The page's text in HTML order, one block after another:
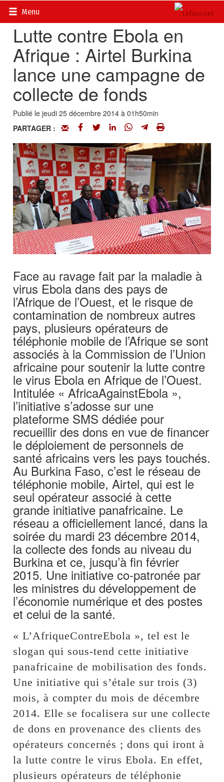
Menu
Accueil>
Lutte contre Ebola en
Afrique : Airtel Burkina
lance une campagne de
collecte de fonds
Publié le jeudi 25 décembre 2014 à 01h50min
PARTAGER :
Face au ravage fait par la maladie à
virus Ebola dans des pays de
l’Afrique de l’Ouest, et le risque de
contamination de nombreux autres
pays, plusieurs opérateurs de
téléphonie mobile de l’Afrique se sont
associés à la Commission de l’Union
africaine pour soutenir la lutte contre
le virus Ebola en Afrique de l’Ouest.
Intitulée « AfricaAgainstEbola »,
l’initiative s’adosse sur une
plateforme SMS dédiée pour
recueillir des dons en vue de financer
le déploiement de personnels de
santé africains vers les pays touchés.
Au Burkina Faso, c’est le réseau de
téléphonie mobile, Airtel, qui est le
seul opérateur associé à cette
grande initiative panafricaine. Le
réseau a officiellement lancé, dans la
soirée du mardi 23 décembre 2014,
la collecte des fonds au niveau du
Burkina et ce, jusqu’à fin février
2015. Une initiative co-patronée par
les ministres du développement de
l’économie numérique et des postes
et celui de la santé.
« L’AfriqueContreEbola », tel est le
slogan qui sous-tend cette initiative
panafricaine de mobilisation des fonds.
Une initiative qui s’étale sur trois (3)
mois, à compter du mois de décembre
2014. Elle se focalisera sur une collecte
de dons en provenance des clients des
opérateurs concernés ; dons qui iront à
la lutte contre le virus Ebola. En effet,
plusieurs opérateurs de téléphonie